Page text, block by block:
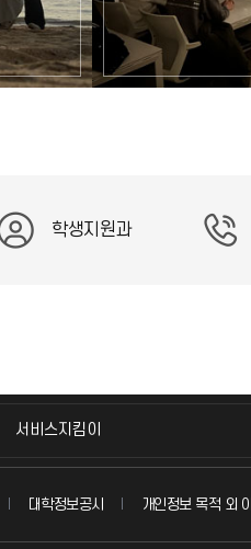
학생지원과
서비스지킴이
대학정보공시 개인정보 목적 외